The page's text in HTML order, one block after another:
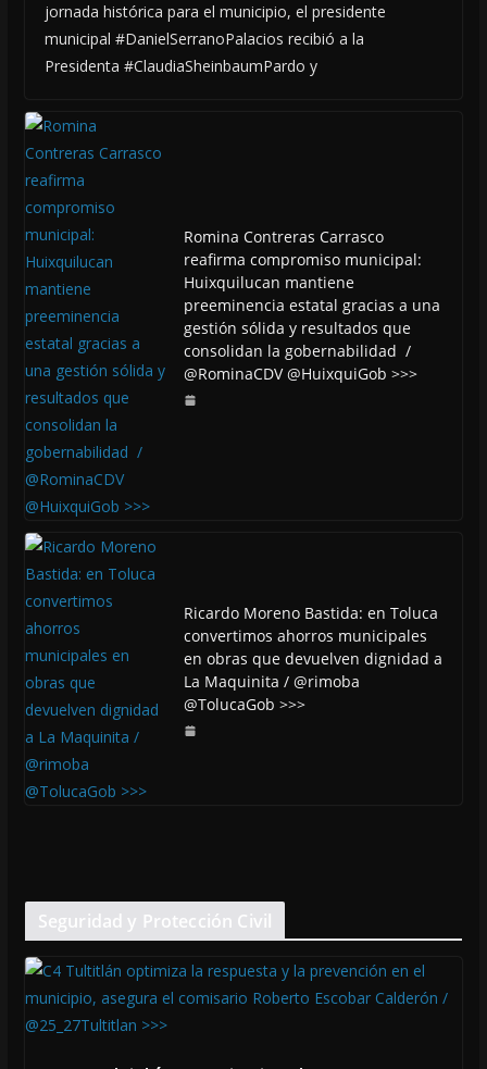
jornada histórica para el municipio, el presidente
municipal #DanielSerranoPalacios recibió a la
Presidenta #ClaudiaSheinbaumPardo y
Romina Contreras Carrasco
reafirma compromiso municipal:
Huixquilucan mantiene
preeminencia estatal gracias a una
gestión sólida y resultados que
consolidan la gobernabilidad /
@RominaCDV @HuixquiGob >>>
Ricardo Moreno Bastida: en Toluca
convertimos ahorros municipales
en obras que devuelven dignidad a
La Maquinita / @rimoba
@TolucaGob >>>
Seguridad y Protección Civil